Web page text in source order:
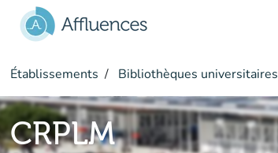
Établissements Bibliothèques universitaires
CRPLM